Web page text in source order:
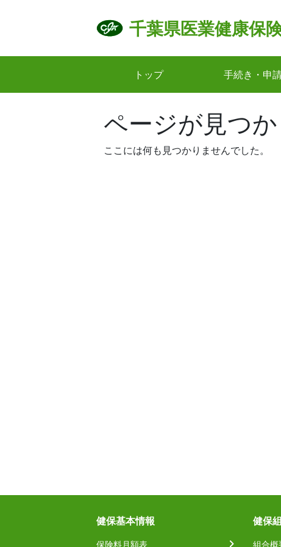
千葉県医業健康保
トップ 手続き・申
ページが見つか
ここには何も見つかりませんでした。
健保基本情報
保険料月額表
健保
組合